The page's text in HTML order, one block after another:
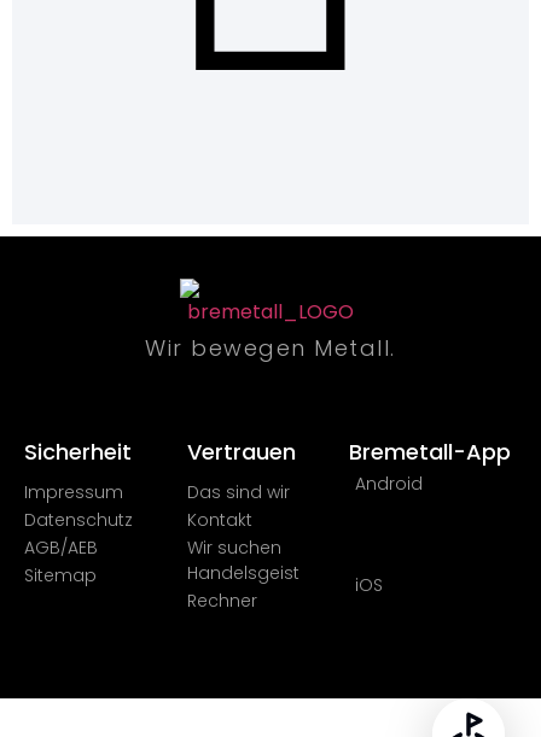
Wir bewegen Metall.
Sicherheit​
Impressum
Datenschutz
AGB/AEB
Sitemap
Vertrauen
Das sind wir
Kontakt
Wir suchen
Handelsgeist
Rechner
Bremetall-App
Android
iOS